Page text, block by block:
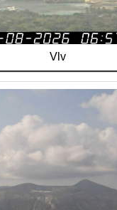
Vlv